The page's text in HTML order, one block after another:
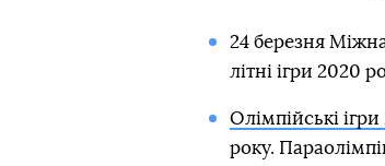
24 березня
літні ігри 2020
Олімпійські
року.